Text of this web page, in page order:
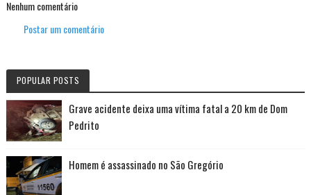
Nenhum comentário
Postar um comentário
POPULAR POSTS
Grave acidente deixa uma vítima fatal a 20 km de Dom
Pedrito
Homem é assassinado no São Gregório